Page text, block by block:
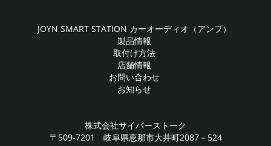
JOYN SMART STATION カーオーディオ（アンプ）
製品情報
取付け方法
店舗情報
お問い合わせ
お知らせ
株式会社サイバーストーク
〒509-7201 岐阜県恵那市大井町2087－524